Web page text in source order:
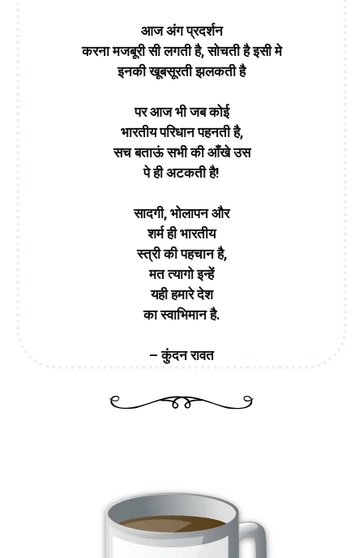
आज अंग प्रदर्शन
करना मजबूरी सी लगती है, सोचती है इसी मे
इनकी खूबसूरती झलकती है
पर आज भी जब कोई
भारतीय परिधान पहनती है,
सच बताऊं सभी की आँखे उस
पे ही अटकती है!
सादगी, भोलापन और
शर्म ही भारतीय
स्त्री की पहचान है,
मत त्यागो इन्हें
यही हमारे देश
का स्वाभिमान है.
– कुंदन रावत